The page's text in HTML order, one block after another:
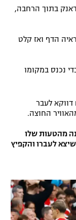
דאנק בתוך הרחבה,
ראיה הדף ואז קלט
נכנס במקומו
דווקא לעבר
החוצה.
מהטעות שלו
לעברו והקפיץ